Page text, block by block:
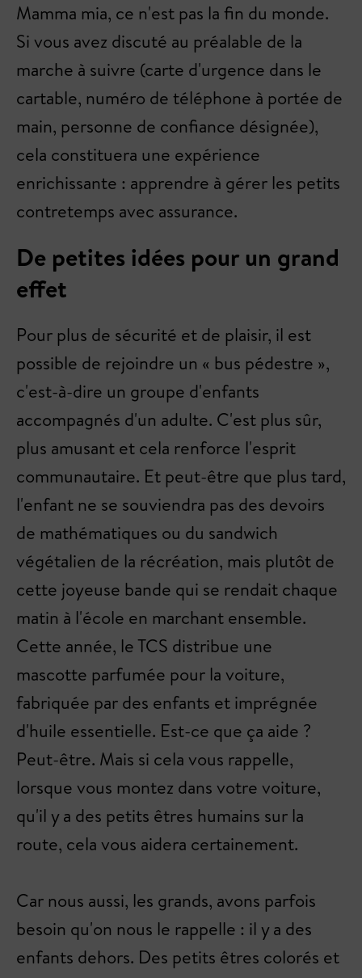
Mamma mia, ce n'est pas la fin du monde.
Si vous avez discuté au préalable de la
marche à suivre (carte d'urgence dans le
cartable, numéro de téléphone à portée de
main, personne de confiance désignée),
cela constituera une expérience
enrichissante : apprendre à gérer les petits
contretemps avec assurance.
De petites idées pour un grand
effet
Pour plus de sécurité et de plaisir, il est
possible de rejoindre un « bus pédestre »,
c'est-à-dire un groupe d'enfants
accompagnés d'un adulte. C'est plus sûr,
plus amusant et cela renforce l'esprit
communautaire. Et peut-être que plus tard,
l'enfant ne se souviendra pas des devoirs
de mathématiques ou du sandwich
végétalien de la récréation, mais plutôt de
cette joyeuse bande qui se rendait chaque
matin à l'école en marchant ensemble.
Cette année, le TCS distribue une
mascotte parfumée pour la voiture,
fabriquée par des enfants et imprégnée
d'huile essentielle. Est-ce que ça aide ?
Peut-être. Mais si cela vous rappelle,
lorsque vous montez dans votre voiture,
qu'il y a des petits êtres humains sur la
route, cela vous aidera certainement.
Car nous aussi, les grands, avons parfois
besoin qu'on nous le rappelle : il y a des
enfants dehors. Des petits êtres colorés et